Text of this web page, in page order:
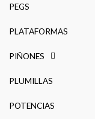
PEGS
PLATAFORMAS
PIÑONES
PLUMILLAS
POTENCIAS